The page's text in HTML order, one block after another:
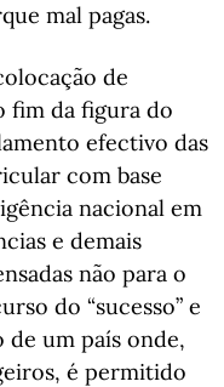
mal pagas.
de
fim da figura do
efectivo das
com base
nacional em
e demais
não para o
do “sucesso” e
de um país onde,
é permitido